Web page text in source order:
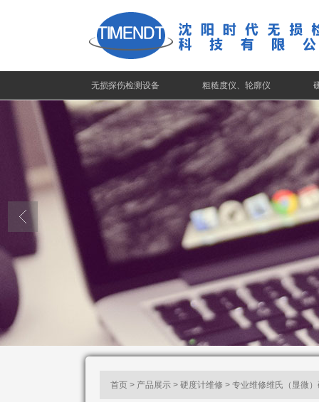
无损探伤检测设备 粗糙度仪、轮廓仪
首页 > 产品展示 > 硬度计维修 > 专业维修维氏（显微